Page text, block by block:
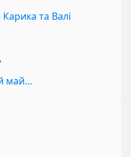
та Валі
май…